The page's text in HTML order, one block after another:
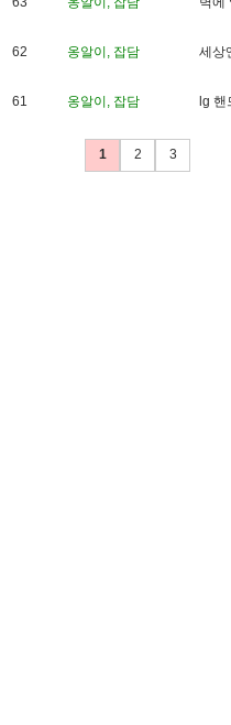
62 옹알이, 잡담 세 상
61 옹알이, 잡담 g 핸
1 2 3